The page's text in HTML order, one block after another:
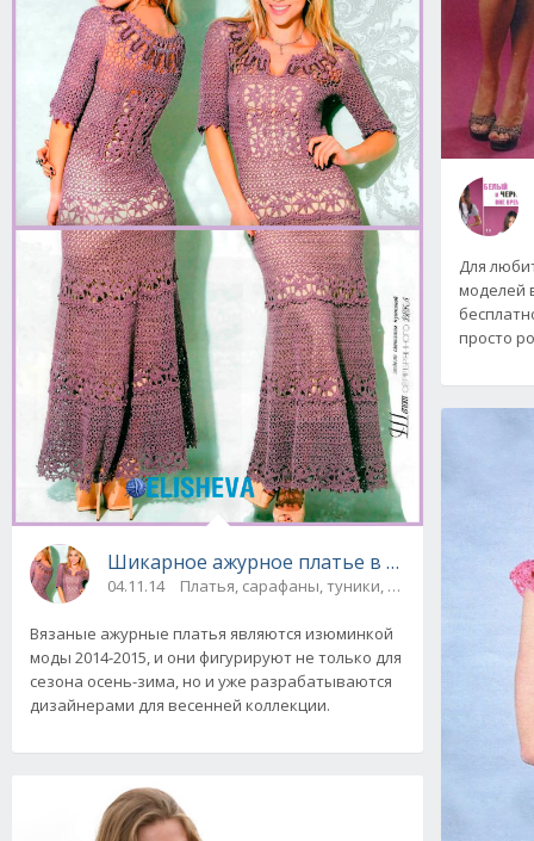
Шикарное
04.11.14 Платья, сарафаны, туники, юбки
Вязаные ажурные платья являются изюминкой
моды 2014-2015, и они фигурируют не только для
сезона осень-зима, но и уже разрабатываются
дизайнерами для весенней коллекции.
Для
моделей
просто